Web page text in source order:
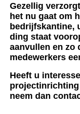
Gezellig
het nu gaat om
bedrijfskantine,
ding staat
aanvullen en zo
medewerkers
Heeft u
neem dan